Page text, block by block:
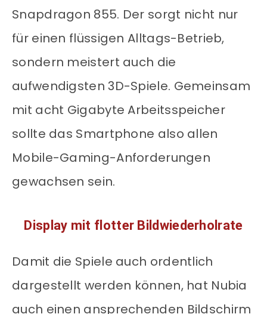
Snapdragon 855. Der sorgt nicht nur
für einen flüssigen Alltags-Betrieb,
sondern meistert auch die
aufwendigsten 3D-Spiele. Gemeinsam
mit acht Gigabyte Arbeitsspeicher
sollte das Smartphone also allen
Mobile-Gaming-Anforderungen
gewachsen sein.
Display mit flotter Bildwiederholrate
Damit die Spiele auch ordentlich
dargestellt werden können, hat Nubia
auch einen ansprechenden Bildschirm